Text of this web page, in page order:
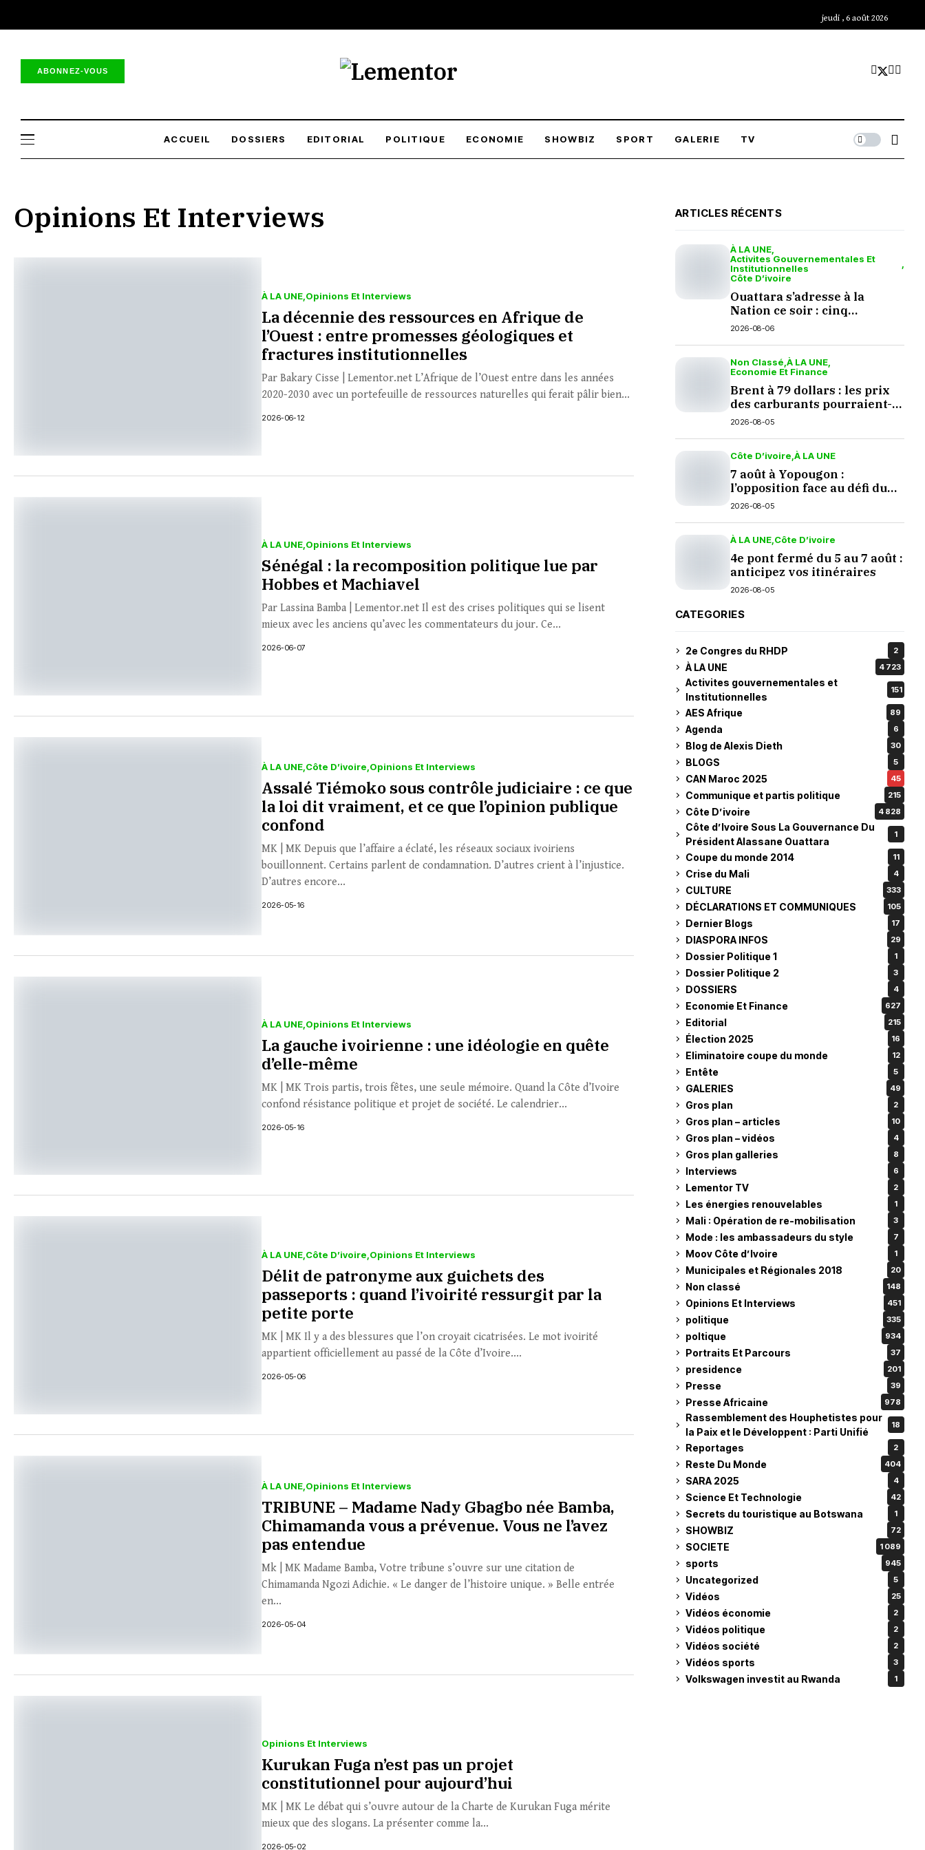
jeudi , 6 août 2026
ABONNEZ-VOUS
ACCUEIL DOSSIERS EDITORIAL POLITIQUE ECONOMIE SHOWBIZ SPORT GALERIE TV
Opinions Et Interviews
À LA UNE Opinions Et Interviews
La décennie des ressources en Afrique de
l’Ouest : entre promesses géologiques et
fractures institutionnelles
Par Bakary Cisse | Lementor.net L’Afrique de l’Ouest entre dans les années
2020-2030 avec un portefeuille de ressources naturelles qui ferait pâlir bien...
2026-06-12
À LA UNE Opinions Et Interviews
Sénégal : la recomposition politique lue par
Hobbes et Machiavel
Par Lassina Bamba | Lementor.net Il est des crises politiques qui se lisent
mieux avec les anciens qu’avec les commentateurs du jour. Ce...
2026-06-07
À LA UNE Côte D’ivoire Opinions Et Interviews
Assalé Tiémoko sous contrôle judiciaire : ce que
la loi dit vraiment, et ce que l’opinion publique
confond
MK | MK Depuis que l’affaire a éclaté, les réseaux sociaux ivoiriens
bouillonnent. Certains parlent de condamnation. D’autres crient à l’injustice.
D’autres encore...
2026-05-16
À LA UNE Opinions Et Interviews
La gauche ivoirienne : une idéologie en quête
d’elle-même
MK | MK Trois partis, trois fêtes, une seule mémoire. Quand la Côte d’Ivoire
confond résistance politique et projet de société. Le calendrier...
2026-05-16
À LA UNE Côte D’ivoire Opinions Et Interviews
Délit de patronyme aux guichets des
passeports : quand l’ivoirité ressurgit par la
petite porte
MK | MK Il y a des blessures que l’on croyait cicatrisées. Le mot ivoirité
appartient officiellement au passé de la Côte d’Ivoire....
2026-05-06
À LA UNE Opinions Et Interviews
TRIBUNE – Madame Nady Gbagbo née Bamba,
Chimamanda vous a prévenue. Vous ne l’avez
pas entendue
Mk | MK Madame Bamba, Votre tribune s’ouvre sur une citation de
Chimamanda Ngozi Adichie. « Le danger de l’histoire unique. » Belle entrée
en...
2026-05-04
Opinions Et Interviews
Kurukan Fuga n’est pas un projet
constitutionnel pour aujourd’hui
MK | MK Le débat qui s’ouvre autour de la Charte de Kurukan Fuga mérite
mieux que des slogans. La présenter comme la...
2026-05-02
ARTICLES RÉCENTS
À LA UNE
Activites Gouvernementales Et
Institutionnelles
Côte D’ivoire
Ouattara s’adresse à la
Nation ce soir : cinq
questions en suspens
2026-08-06
Non Classé À LA UNE
Economie Et Finance
Brent à 79 dollars : les prix
des carburants pourraient-
ils baisser en septembre ?
2026-08-05
Côte D’ivoire À LA UNE
7 août à Yopougon :
l’opposition face au défi du
dialogue
2026-08-05
À LA UNE Côte D’ivoire
4e pont fermé du 5 au 7 août :
anticipez vos itinéraires
2026-08-05
CATEGORIES
2e Congres du RHDP 2
À LA UNE 4 723
Activites gouvernementales et
Institutionnelles
151
AES Afrique 89
Agenda 6
Blog de Alexis Dieth 30
BLOGS 5
CAN Maroc 2025 45
Communique et partis politique 215
Côte D’ivoire 4 828
Côte d’Ivoire Sous La Gouvernance Du
Président Alassane Ouattara
1
Coupe du monde 2014 11
Crise du Mali 4
CULTURE 333
DÉCLARATIONS ET COMMUNIQUES 105
Dernier Blogs 17
DIASPORA INFOS 29
Dossier Politique 1 1
Dossier Politique 2 3
DOSSIERS 4
Economie Et Finance 627
Editorial 215
Élection 2025 16
Eliminatoire coupe du monde 12
Entête 5
GALERIES 49
Gros plan 2
Gros plan – articles 10
Gros plan – vidéos 4
Gros plan galleries 8
Interviews 6
Lementor TV 2
Les énergies renouvelables 1
Mali : Opération de re-mobilisation 3
Mode : les ambassadeurs du style 7
Moov Côte d’Ivoire 1
Municipales et Régionales 2018 20
Non classé 148
Opinions Et Interviews 451
politique 335
poltique 934
Portraits Et Parcours 37
presidence 201
Presse 39
Presse Africaine 978
Rassemblement des Houphetistes pour
la Paix et le Développent : Parti Unifié
18
Reportages 2
Reste Du Monde 404
SARA 2025 4
Science Et Technologie 42
Secrets du touristique au Botswana 1
SHOWBIZ 72
SOCIETE 1 089
sports 945
Uncategorized 5
Vidéos 25
Vidéos économie 2
Vidéos politique 2
Vidéos société 2
Vidéos sports 3
Volkswagen investit au Rwanda 1